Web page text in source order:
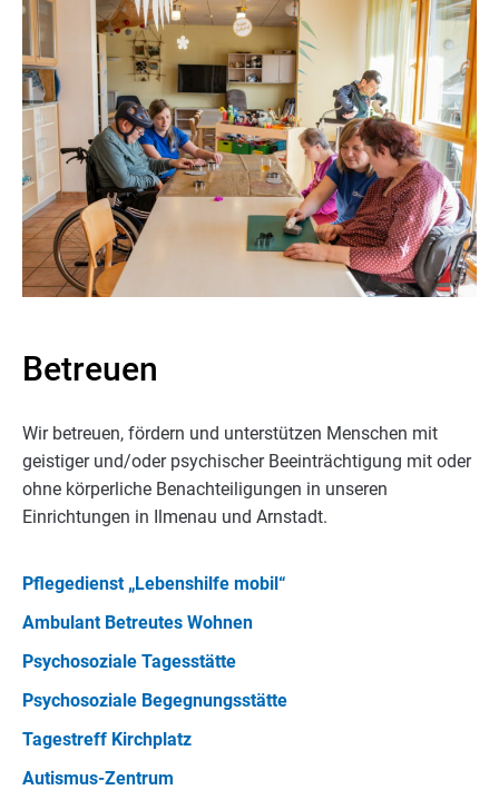
Betreuen
Wir betreuen, fördern und unterstützen Menschen mit
geistiger und/oder psychischer Beeinträchtigung mit oder
ohne körperliche Benachteiligungen in unseren
Einrichtungen in Ilmenau und Arnstadt.
Pflegedienst „Lebenshilfe mobil“
Ambulant Betreutes Wohnen
Psychosoziale Tagesstätte
Psychosoziale Begegnungsstätte
Tagestreff Kirchplatz
Autismus-Zentrum